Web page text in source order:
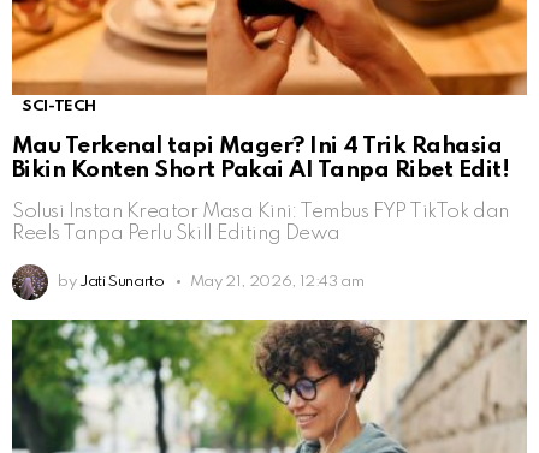
SCI-TECH
Mau Terkenal tapi Mager? Ini 4 Trik Rahasia
Bikin Konten Short Pakai AI Tanpa Ribet Edit!
Solusi Instan Kreator Masa Kini: Tembus FYP TikTok dan
Reels Tanpa Perlu Skill Editing Dewa
by Jati Sunarto May 21, 2026, 12:43 am